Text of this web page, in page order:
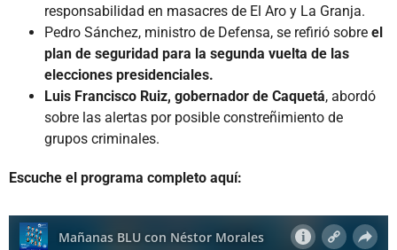
responsabilidad en masacres de El Aro y La Granja.
Pedro Sánchez, ministro de Defensa, se refirió sobre el
plan de seguridad para la segunda vuelta de las
elecciones presidenciales.
Luis Francisco Ruiz, gobernador de Caquetá, abordó
sobre las alertas por posible constreñimiento de
grupos criminales.
Escuche el programa completo aquí: